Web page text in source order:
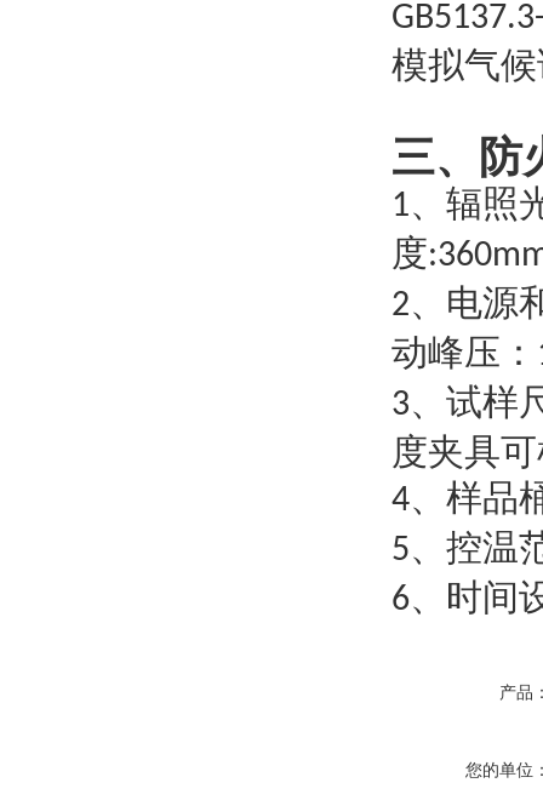
模拟气
三、 防
1、辐照
度
2、电源
动峰压：
3、试样
度夹具
4、样品
5、控温
6、时间
产品
您的单位